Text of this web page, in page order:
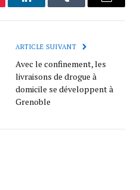
LinkedInTumblr
ARTICLE SUIVANT
Avec le confinement, les
livraisons de drogue à
domicile se développent à
Grenoble